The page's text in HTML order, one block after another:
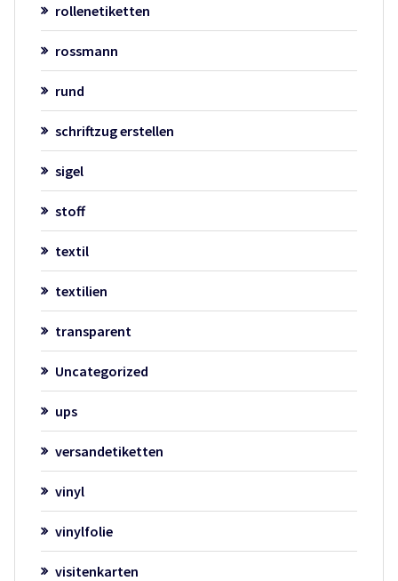
rollenetiketten
rossmann
rund
schriftzug erstellen
sigel
stoff
textil
textilien
transparent
Uncategorized
ups
versandetiketten
vinyl
vinylfolie
visitenkarten